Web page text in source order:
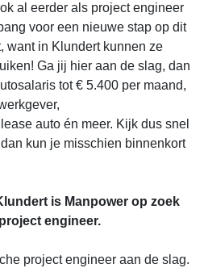
al eerder als project engineer
voor een nieuwe stap op dit
want in Klundert kunnen ze
Ga jij hier aan de slag, dan
tot € 5.400 per maand,
auto én meer. Kijk dus snel
kun je misschien binnenkort
is Manpower op zoek
engineer.
project engineer aan de slag.